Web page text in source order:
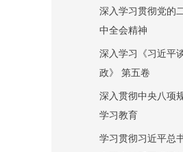
深入学习贯彻党的
中全会精神
深入学习《习近平
政》 第五卷
深入贯彻中央八项
学习教育
学习贯彻习近平总